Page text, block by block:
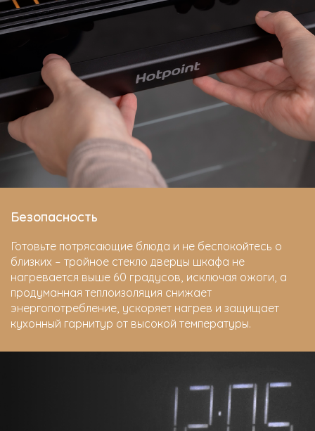
Безопасность
Готовьте потрясающие блюда и не беспокойтесь о
близких – тройное стекло дверцы шкафа не
нагревается выше 60 градусов, исключая ожоги, а
продуманная теплоизоляция снижает
энергопотребление, ускоряет нагрев и защищает
кухонный гарнитур от высокой температуры.